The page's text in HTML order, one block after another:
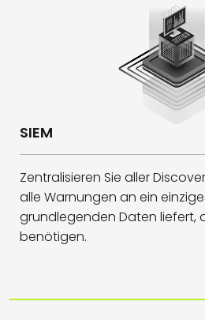
SIEM
Zentralisieren Sie aller
alle Warnungen an ein
grundlegenden Daten liefert,
benötigen.